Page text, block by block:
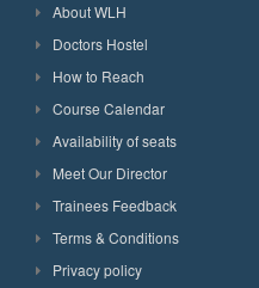
About WLH
Doctors Hostel
How to Reach
Course Calendar
Availability of seats
Meet Our Director
Trainees Feedback
Terms & Conditions
Privacy policy